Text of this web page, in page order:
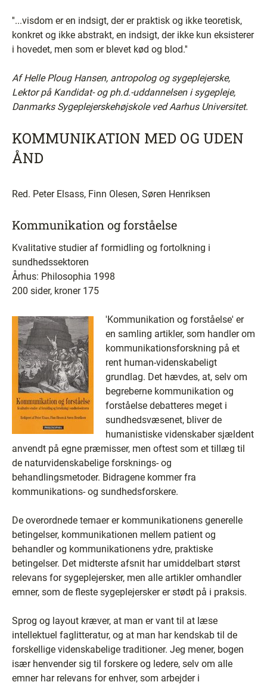
''...visdom er en indsigt, der er praktisk og ikke teoretisk,
konkret og ikke abstrakt, en indsigt, der ikke kun eksisterer
i hovedet, men som er blevet kød og blod.''
Af Helle Ploug Hansen, antropolog og sygeplejerske,
Lektor på Kandidat- og ph.d.-uddannelsen i sygepleje,
Danmarks Sygeplejerskehøjskole ved Aarhus Universitet.
KOMMUNIKATION MED OG UDEN
ÅND
Red. Peter Elsass, Finn Olesen, Søren Henriksen
Kommunikation og forståelse
Kvalitative studier af formidling og fortolkning i
sundhedssektoren
Århus: Philosophia 1998
200 sider, kroner 175
'Kommunikation og forståelse' er
en samling artikler, som handler om
kommunikationsforskning på et
rent human-videnskabeligt
grundlag. Det hævdes, at, selv om
begreberne kommunikation og
forståelse debatteres meget i
sundhedsvæsenet, bliver de
humanistiske videnskaber sjældent
anvendt på egne præmisser, men oftest som et tillæg til
de naturvidenskabelige forsknings- og
behandlingsmetoder. Bidragene kommer fra
kommunikations- og sundhedsforskere.
De overordnede temaer er kommunikationens generelle
betingelser, kommunikationen mellem patient og
behandler og kommunikationens ydre, praktiske
betingelser. Det midterste afsnit har umiddelbart størst
relevans for sygeplejersker, men alle artikler omhandler
emner, som de fleste sygeplejersker er stødt på i praksis.
Sprog og layout kræver, at man er vant til at læse
intellektuel faglitteratur, og at man har kendskab til de
forskellige videnskabelige traditioner. Jeg mener, bogen
især henvender sig til forskere og ledere, selv om alle
emner har relevans for enhver, som arbejder i